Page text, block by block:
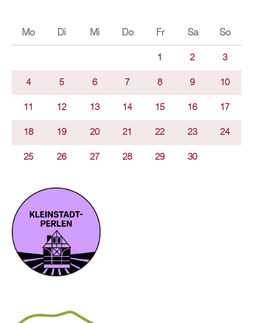
Mo Di Mi Do Fr Sa So
1 2 3
4 5 6 7 8 9 10
11 12 13 14 15 16 17
18 19 20 21 22 23 24
25 26 27 28 29 30